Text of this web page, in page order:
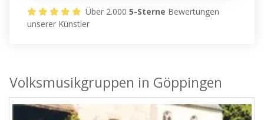
Über 2.0005-Sterne Bewertungen
unserer Künstler
Volksmusikgruppen in Göppingen